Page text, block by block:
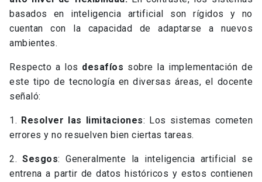
basados en inteligencia artificial son rígidos y no
cuentan con la capacidad de adaptarse a nuevos
ambientes.
Respecto a los desafíos sobre la implementación de
este tipo de tecnología en diversas áreas, el docente
señaló:
1. Resolver las limitaciones: Los sistemas cometen
errores y no resuelven bien ciertas tareas.
2. Sesgos: Generalmente la inteligencia artificial se
entrena a partir de datos históricos y estos contienen